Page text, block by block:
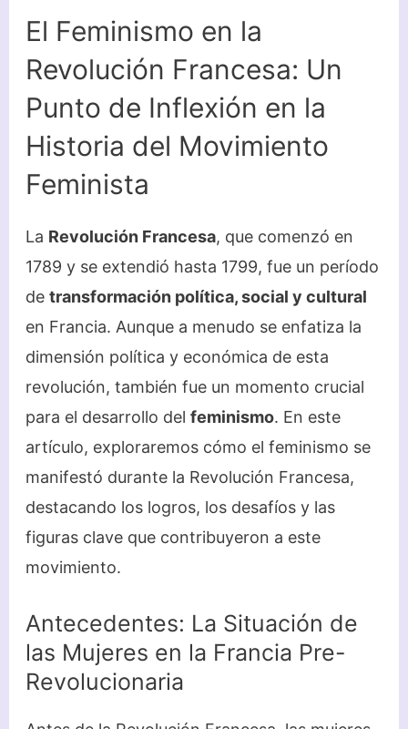
El Feminismo en la
Revolución Francesa: Un
Punto de Inflexión en la
Historia del Movimiento
Feminista
La Revolución Francesa, que comenzó en
1789 y se extendió hasta 1799, fue un período
de transformación política, social y cultural
en Francia. Aunque a menudo se enfatiza la
dimensión política y económica de esta
revolución, también fue un momento crucial
para el desarrollo del feminismo. En este
artículo, exploraremos cómo el feminismo se
manifestó durante la Revolución Francesa,
destacando los logros, los desafíos y las
figuras clave que contribuyeron a este
movimiento.
Antecedentes: La Situación de
las Mujeres en la Francia Pre-
Revolucionaria